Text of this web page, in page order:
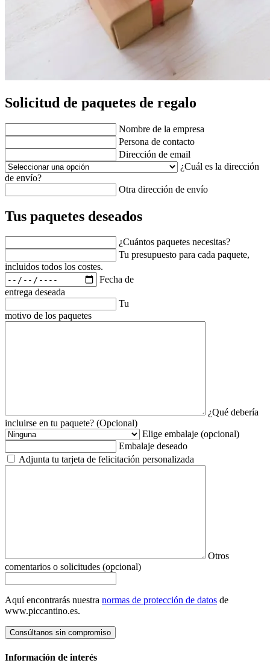
Solicitud de paquetes de regalo
Nombre de la empresa
Persona de contacto
Dirección de email
¿Cuál es la dirección
de envío?
Otra dirección de envío
Tus paquetes deseados
¿Cuántos paquetes necesitas?
Tu presupuesto para cada paquete,
incluidos todos los costes.
Fecha de
entrega deseada
Tu
motivo de los paquetes
¿Qué debería
incluirse en tu paquete? (Opcional)
Elige embalaje (opcional)
Embalaje deseado
Adjunta tu tarjeta de felicitación personalizada
Otros
comentarios o solicitudes (opcional)
Aquí encontrarás nuestra normas de protección de datos de
www.piccantino.es.
Consúltanos sin compromiso
Información de interés